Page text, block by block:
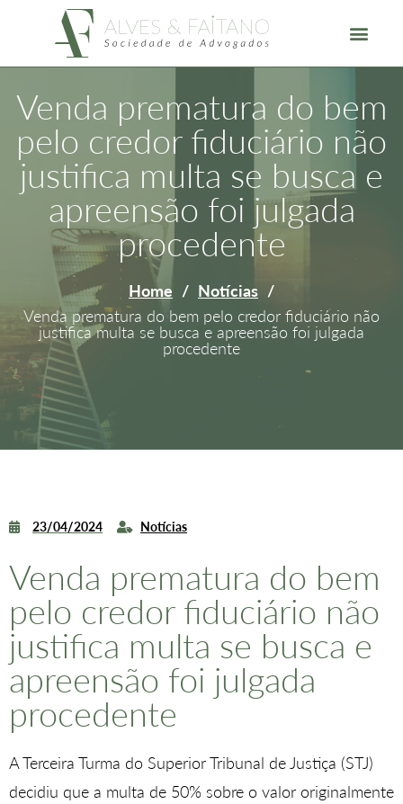
Venda prematura do bem
pelo credor fiduciário não
justifica multa se busca e
apreensão foi julgada
procedente
Home / Notícias /
Venda prematura do bem pelo credor fiduciário não
justifica multa se busca e apreensão foi julgada
procedente
23/04/2024 Notícias
Venda prematura do bem
pelo credor fiduciário não
justifica multa se busca e
apreensão foi julgada
procedente
​A Terceira Turma do Superior Tribunal de Justiça (STJ)
decidiu que a multa de 50% sobre o valor originalmente